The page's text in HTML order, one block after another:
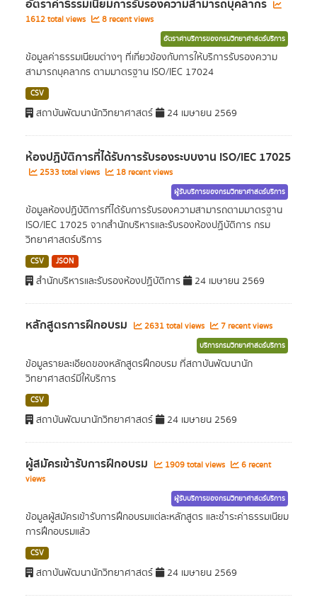
อัตราค่าธรรมเนียมการรับรองความสามารถบุคลากร
1612 total views 8 recent views
อัตราค่าบริการของกรมวิทยาศาสตร์บริการ
ข้อมูลค่าธรรมเนียมต่างๆ ที่เกี่ยวข้องกับการให้บริการรับรองความ
สามารถบุคลากร ตามมาตรฐาน ISO/IEC 17024
CSV
สถาบันพัฒนานักวิทยาศาสตร์ 24 เมษายน 2569
ห้องปฏิบัติการที่ได้รับการรับรองระบบงาน ISO/IEC 17025
2533 total views 18 recent views
ผู้รับบริการของกรมวิทยาศาสตร์บริการ
ข้อมูลห้องปฏิบัติการที่ได้รับการรับรองความสามารถตามมาตรฐาน
ISO/IEC 17025 จากสำนักบริหารและรับรองห้องปฏิบัติการ กรม
วิทยาศาสตร์บริการ
CSV JSON
สำนักบริหารและรับรองห้องปฏิบัติการ 24 เมษายน 2569
หลักสูตรการฝึกอบรม 2631 total views 7 recent views
บริการกรมวิทยาศาสตร์บริการ
ข้อมูลรายละเอียดของหลักสูตรฝึกอบรม ที่สถาบันพัฒนานัก
วิทยาศาสตร์มีให้บริการ
CSV
สถาบันพัฒนานักวิทยาศาสตร์ 24 เมษายน 2569
ผู้สมัครเข้ารับการฝึกอบรม 1909 total views
6 recent
views
ผู้รับบริการของกรมวิทยาศาสตร์บริการ
ข้อมูลผู้สมัครเข้ารับการฝึกอบรมแต่ละหลักสูตร และชำระค่าธรรมเนียม
การฝึกอบรมแล้ว
CSV
สถาบันพัฒนานักวิทยาศาสตร์ 24 เมษายน 2569